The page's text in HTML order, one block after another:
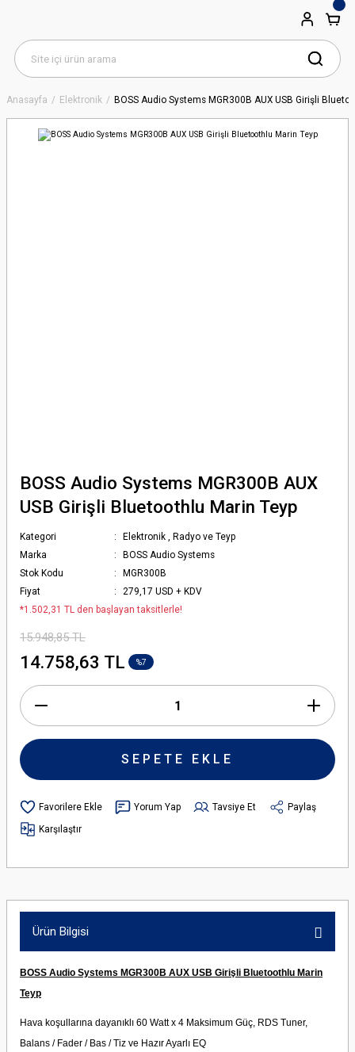
Anasayfa Elektronik BOSS Audio Systems MGR300B AUX USB Girişli
BOSS Audio Systems MGR300B AUX
USB Girişli Bluetoothlu Marin Teyp
Kategori Elektronik , Radyo ve Teyp
Marka
BOSS Audio Systems
Stok Kodu
MGR300B
Fiyat
279,17 USD + KDV
*1.502,31 TL den başlayan taksitlerle!
15.948,85 TL
14.758,63 TL %7
SEPETE EKLE
Yorum Yap Tavsiye Et
Paylaş
Karşılaştır
Ürün Bilgisi
BOSS Audio Systems MGR300B AUX USB Girişli Bluetoothlu Marin
Teyp
Hava koşullarına dayanıklı 60 Watt x 4 Maksimum Güç, RDS Tuner,
Balans / Fader / Bas / Tiz ve Hazır Ayarlı EQ